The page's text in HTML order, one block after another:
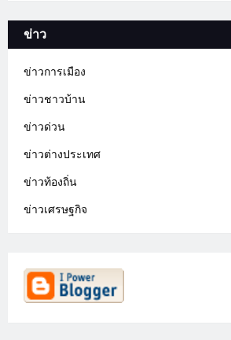
ข่าว
ข่าวการเมือง
ข่าวชาวบ้าน
ข่าวด่วน
ข่าวต่างประเทศ
ข่าวท้องถิ่น
ข่าวเศรษฐกิจ